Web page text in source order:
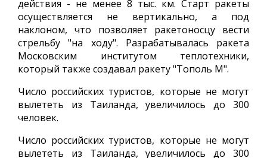
действия - не менее 8 тыс. км. Старт ракеты
осуществляется не вертикально, а под
наклоном, что позволяет ракетоносцу вести
стрельбу "на ходу". Разрабатывалась ракета
Московским институтом теплотехники,
который также создавал ракету "Тополь М".
Число российских туристов, которые не могут
вылететь из Таиланда, увеличилось до 300
человек.
Число российских туристов, которые не могут
вылететь из Таиланда, увеличилось до 300